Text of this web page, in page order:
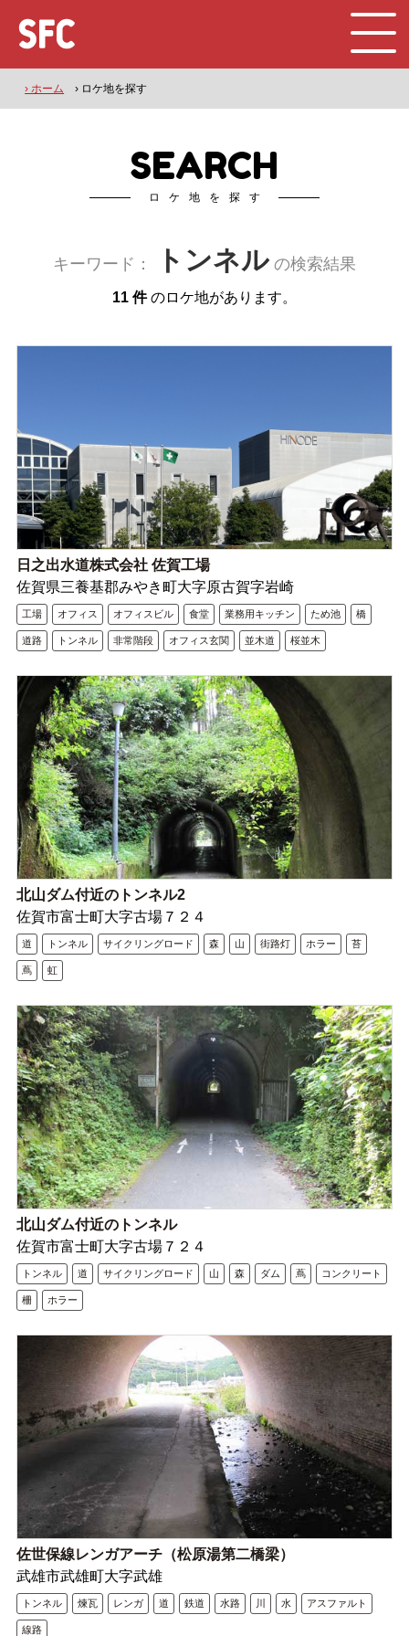
› ホーム › ロケ地を探す
SEARCH
ロケ地を探す
キーワード： トンネルの検索結果
11 件のロケ地があります。
日之出水道株式会社 佐賀工場
佐賀県三養基郡みやき町大字原古賀字岩崎
工場 オフィス オフィスビル 食堂 業務用キッチン ため池 橋
道路 トンネル 非常階段 オフィス玄関 並木道 桜並木
北山ダム付近のトンネル2
佐賀市富士町大字古場７２４
道 トンネル サイクリングロード 森 山 街路灯 ホラー 苔
蔦 虹
北山ダム付近のトンネル
佐賀市富士町大字古場７２４
トンネル 道 サイクリングロード 山 森 ダム 蔦 コンクリート
柵 ホラー
佐世保線レンガアーチ（松原湯第二橋梁）
武雄市武雄町大字武雄
トンネル 煉瓦 レンガ 道 鉄道 水路 川 水 アスファルト
線路